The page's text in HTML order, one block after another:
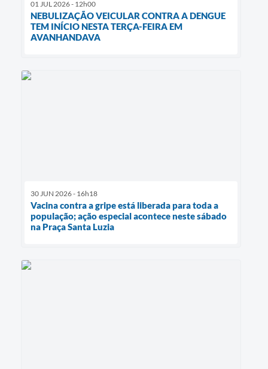
01 JUL 2026 - 12h00
NEBULIZAÇÃO VEICULAR CONTRA A DENGUE
TEM INÍCIO NESTA TERÇA-FEIRA EM
AVANHANDAVA
30 JUN 2026 - 16h18
Vacina contra a gripe está liberada para toda a
população; ação especial acontece neste sábado
na Praça Santa Luzia